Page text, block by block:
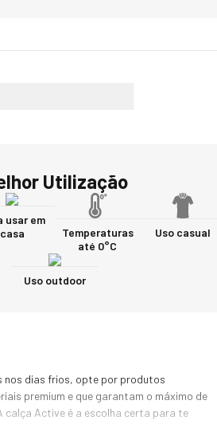
Utilização
usar em
casa
Temperaturas
até 0°C
Uso casual
Uso outdoor
nos dias frios, opte por produtos
premium e que garantam o máximo de
calça Active é a escolha certa para te